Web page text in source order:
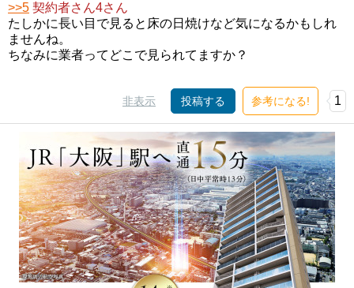
>>5 契約者さん4さん
たしかに長い目で見ると床の日焼けなど気になるかもしれ
ませんね。
ちなみに業者ってどこで見られてますか？
非表示 投稿する 参考になる! 1